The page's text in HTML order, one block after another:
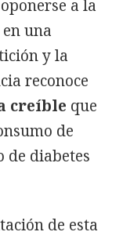
a la
una
y la
reconoce
creíble que
de
de diabetes
de esta